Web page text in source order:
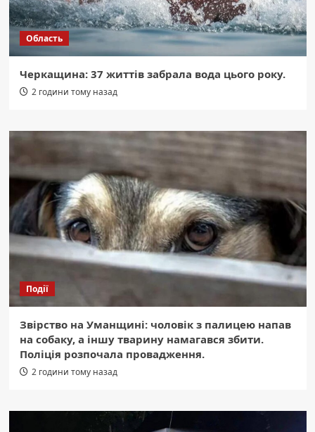
Область
Черкащина: 37 життів забрала вода цього року.
2 години тому назад
Події
Звірство на Уманщині: чоловік з палицею напав
на собаку, а іншу тварину намагався збити.
Поліція розпочала провадження.
2 години тому назад